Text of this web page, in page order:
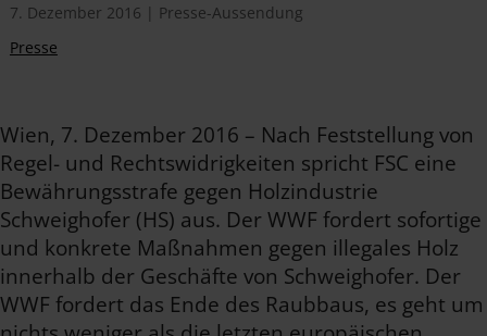
7. Dezember 2016 | Presse-Aussendung
Presse
Wien, 7. Dezember 2016 – Nach Feststellung von
Regel- und Rechtswidrigkeiten spricht FSC eine
Bewährungsstrafe gegen Holzindustrie
Schweighofer (HS) aus. Der WWF fordert sofortige
und konkrete Maßnahmen gegen illegales Holz
innerhalb der Geschäfte von Schweighofer. Der
WWF fordert das Ende des Raubbaus, es geht um